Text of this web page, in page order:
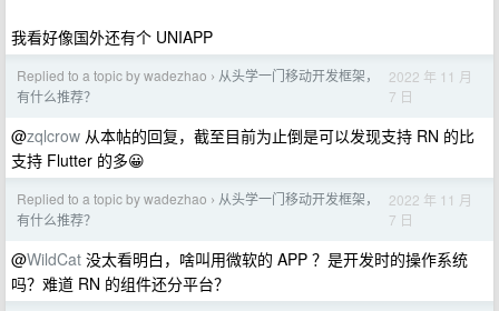
我看好像国外还有个 UNIAPP
Replied to a topic by wadezhao › 从头学一门移动开发框架，
有什么推荐？
2022 年 11 月
7 日
@zqlcrow 从本帖的回复，截至目前为止倒是可以发现支持 RN 的比
支持 Flutter 的多😀
Replied to a topic by wadezhao › 从头学一门移动开发框架，
有什么推荐？
2022 年 11 月
7 日
@WildCat 没太看明白，啥叫用微软的 APP ？是开发时的操作系统
吗？难道 RN 的组件还分平台？